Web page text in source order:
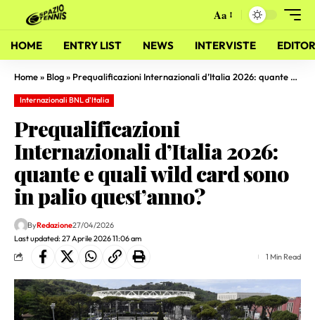
Aa
HOME ENTRY LIST NEWS INTERVISTE
Home» Blog» Prequalificazioni Internazionali d’Italia 2026: quante e quali wild card sono in palio quest’anno?
Internazionali BNL d'Italia
Prequalificazioni
Internazionali d’Italia 2026:
quante e quali wild card sono
in palio quest’anno?
Last updated: 27 Aprile 2026 11:06 am
ByRedazione27/04/2026
1 Min Read